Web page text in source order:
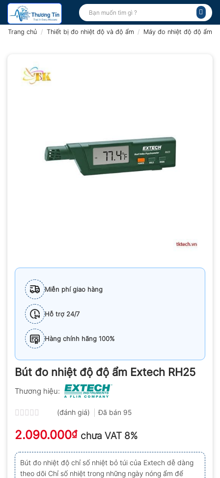
Bỏ
qua
nội
Tìm
kiếm:
Trang chủ / Thiết bị đo nhiệt độ và độ ẩm / Máy đo nhiệt độ độ ẩm
Miễn phí giao hàng
Hỗ trợ 24/7
Hàng chính hãng 100%
Bút đo nhiệt độ độ ẩm Extech RH25
Thương hiệu:
xếp
hạng
5
sao
(đánh giá) Đã bán 95
2.090.000₫ chưa VAT 8%
Bút đo nhiệt độ chỉ số nhiệt bỏ túi của Extech dễ dàng
theo dõi Chỉ số nhiệt trong những ngày nóng ẩm để